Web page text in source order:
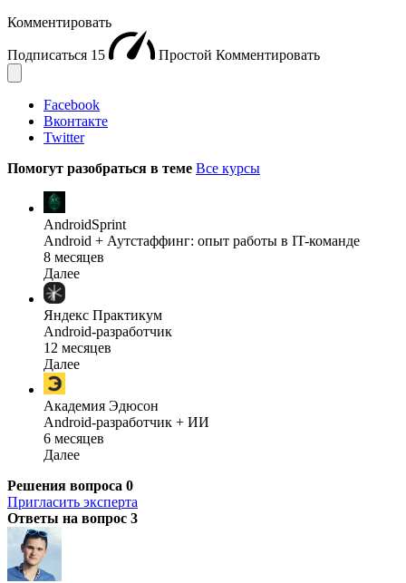
Комментировать
Подписаться 15 Простой Комментировать
Facebook
Вконтакте
Twitter
Помогут разобраться в теме Все курсы
AndroidSprint
Android + Аутстаффинг: опыт работы в IT-команде
8 месяцев
Далее
Яндекс Практикум
Android-разработчик
12 месяцев
Далее
Академия Эдюсон
Android-разработчик + ИИ
6 месяцев
Далее
Решения вопроса 0
Пригласить эксперта
Ответы на вопрос 3